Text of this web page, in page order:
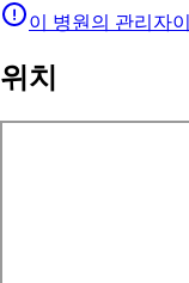
이 병원의 관리자
위치